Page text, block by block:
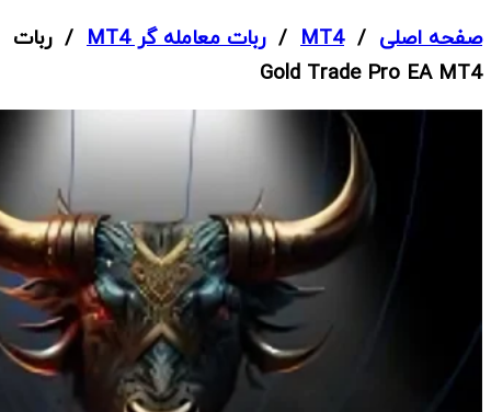
looking
for?
صفحه اصلی /
MT4
/ربات معامله گر MT4
/ ربات
Gold Trade Pro EA MT4